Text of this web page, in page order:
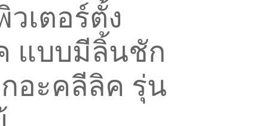
เตอร์ตั้ง
แบบมีลิ้นชัก
อะคลีลิค รุ่น